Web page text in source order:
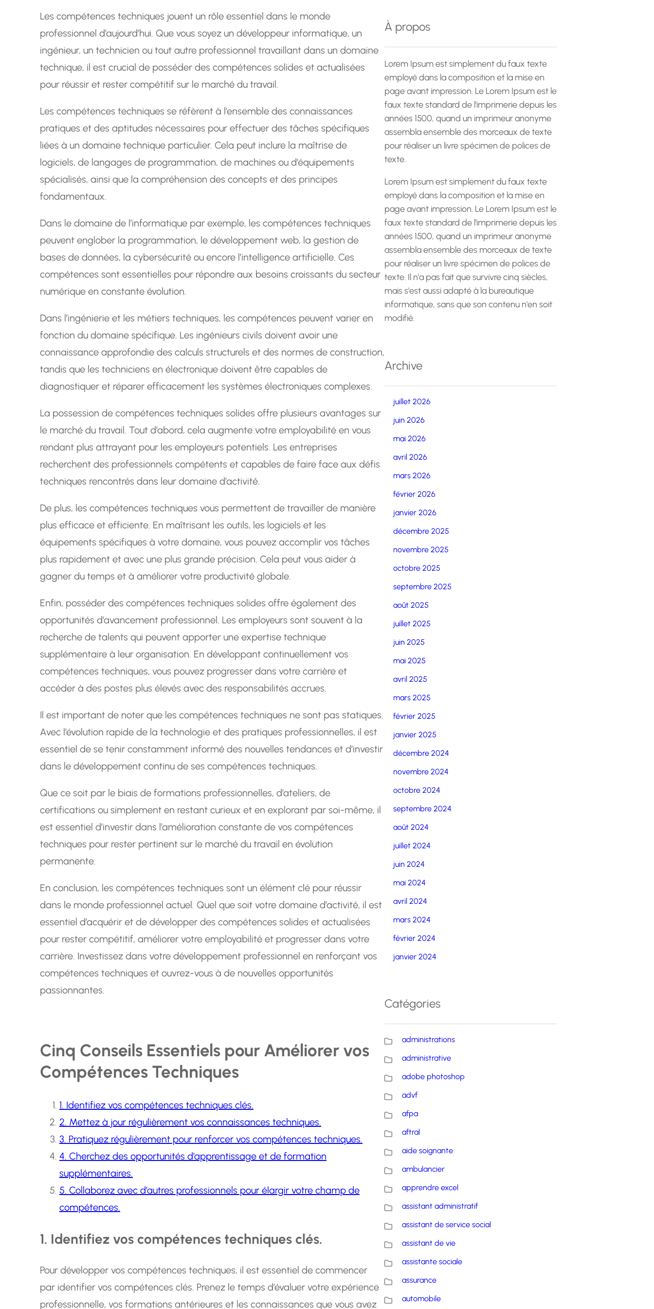
Les compétences techniques jouent un rôle essentiel dans le monde
professionnel d’aujourd’hui. Que vous soyez un développeur informatique, un
ingénieur, un technicien ou tout autre professionnel travaillant dans un domaine
technique, il est crucial de posséder des compétences solides et actualisées
pour réussir et rester compétitif sur le marché du travail.
Les compétences techniques se réfèrent à l’ensemble des connaissances
pratiques et des aptitudes nécessaires pour effectuer des tâches spécifiques
liées à un domaine technique particulier. Cela peut inclure la maîtrise de
logiciels, de langages de programmation, de machines ou d’équipements
spécialisés, ainsi que la compréhension des concepts et des principes
fondamentaux.
Dans le domaine de l’informatique par exemple, les compétences techniques
peuvent englober la programmation, le développement web, la gestion de
bases de données, la cybersécurité ou encore l’intelligence artificielle. Ces
compétences sont essentielles pour répondre aux besoins croissants du secteur
numérique en constante évolution.
Dans l’ingénierie et les métiers techniques, les compétences peuvent varier en
fonction du domaine spécifique. Les ingénieurs civils doivent avoir une
connaissance approfondie des calculs structurels et des normes de construction,
tandis que les techniciens en électronique doivent être capables de
diagnostiquer et réparer efficacement les systèmes électroniques complexes.
La possession de compétences techniques solides offre plusieurs avantages sur
le marché du travail. Tout d’abord, cela augmente votre employabilité en vous
rendant plus attrayant pour les employeurs potentiels. Les entreprises
recherchent des professionnels compétents et capables de faire face aux défis
techniques rencontrés dans leur domaine d’activité.
De plus, les compétences techniques vous permettent de travailler de manière
plus efficace et efficiente. En maîtrisant les outils, les logiciels et les
équipements spécifiques à votre domaine, vous pouvez accomplir vos tâches
plus rapidement et avec une plus grande précision. Cela peut vous aider à
gagner du temps et à améliorer votre productivité globale.
Enfin, posséder des compétences techniques solides offre également des
opportunités d’avancement professionnel. Les employeurs sont souvent à la
recherche de talents qui peuvent apporter une expertise technique
supplémentaire à leur organisation. En développant continuellement vos
compétences techniques, vous pouvez progresser dans votre carrière et
accéder à des postes plus élevés avec des responsabilités accrues.
Il est important de noter que les compétences techniques ne sont pas statiques.
Avec l’évolution rapide de la technologie et des pratiques professionnelles, il est
essentiel de se tenir constamment informé des nouvelles tendances et d’investir
dans le développement continu de ses compétences techniques.
Que ce soit par le biais de formations professionnelles, d’ateliers, de
certifications ou simplement en restant curieux et en explorant par soi-même, il
est essentiel d’investir dans l’amélioration constante de vos compétences
techniques pour rester pertinent sur le marché du travail en évolution
permanente.
En conclusion, les compétences techniques sont un élément clé pour réussir
dans le monde professionnel actuel. Quel que soit votre domaine d’activité, il est
essentiel d’acquérir et de développer des compétences solides et actualisées
pour rester compétitif, améliorer votre employabilité et progresser dans votre
carrière. Investissez dans votre développement professionnel en renforçant vos
compétences techniques et ouvrez-vous à de nouvelles opportunités
passionnantes.
Cinq Conseils Essentiels pour Améliorer vos
Compétences Techniques
1. Identifiez vos compétences techniques clés.
2. Mettez à jour régulièrement vos connaissances techniques.
3. Pratiquez régulièrement pour renforcer vos compétences techniques.
4. Cherchez des opportunités d’apprentissage et de formation
supplémentaires.
5. Collaborez avec d’autres professionnels pour élargir votre champ de
compétences.
1. Identifiez vos compétences techniques clés.
Pour développer vos compétences techniques, il est essentiel de commencer
par identifier vos compétences clés. Prenez le temps d’évaluer votre expérience
professionnelle, vos formations antérieures et les connaissances que vous avez
r
c
h
e
À propos
Lorem Ipsum est simplement du faux texte
employé dans la composition et la mise en
page avant impression. Le Lorem Ipsum est le
faux texte standard de l'imprimerie depuis les
années 1500, quand un imprimeur anonyme
assembla ensemble des morceaux de texte
pour réaliser un livre spécimen de polices de
texte.
Lorem Ipsum est simplement du faux texte
employé dans la composition et la mise en
page avant impression. Le Lorem Ipsum est le
faux texte standard de l'imprimerie depuis les
années 1500, quand un imprimeur anonyme
assembla ensemble des morceaux de texte
pour réaliser un livre spécimen de polices de
texte. Il n'a pas fait que survivre cinq siècles,
mais s'est aussi adapté à la bureautique
informatique, sans que son contenu n'en soit
modifié.
Archive
juillet 2026
juin 2026
mai 2026
avril 2026
mars 2026
février 2026
janvier 2026
décembre 2025
novembre 2025
octobre 2025
septembre 2025
août 2025
juillet 2025
juin 2025
mai 2025
avril 2025
mars 2025
février 2025
janvier 2025
décembre 2024
novembre 2024
octobre 2024
septembre 2024
août 2024
juillet 2024
juin 2024
mai 2024
avril 2024
mars 2024
février 2024
janvier 2024
Catégories
administrations
administrative
adobe photoshop
advf
afpa
aftral
aide soignante
ambulancier
apprendre excel
assistant administratif
assistant de service social
assistant de vie
assistante sociale
assurance
automobile